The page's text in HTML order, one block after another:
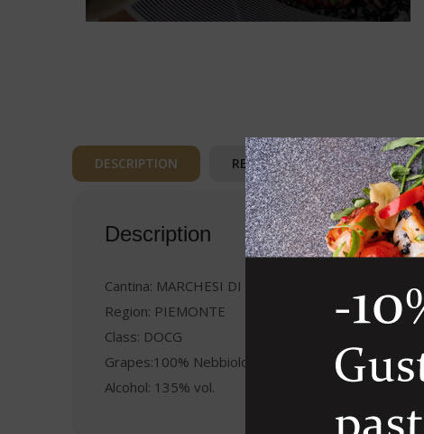
DESCRIPTION REVIEWS (0)
Description
Cantina: MARCHESI DI BAROLO Riserva
Region: PIEMONTE
Class: DOCG
Grapes:100% Nebbiolo
Alcohol: 135% vol.